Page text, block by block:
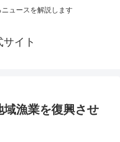
ュースを解説します
イト
漁業を復興させ